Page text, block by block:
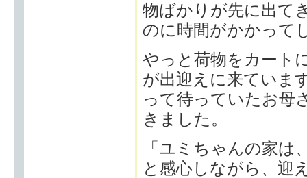
物ばかりが先に出て
のに時間がかかって
やっと荷物をカート
が出迎えに来ていま
って待っていたお母
きました。
「ユミちゃんの家は
と感心しながら、迎